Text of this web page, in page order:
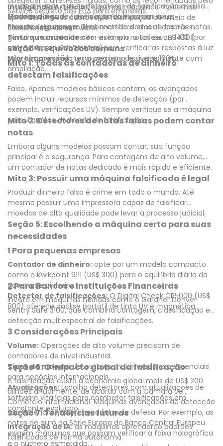
Inteligência Artificial:Algumas máquinas modernas
aprendem novos padrões de falsificação por meio de
atualizações de software.
Serviço Secreto dos EUA para empresas.
multicamadas que os detectores de falsificação analisam:
Marcas d'água:visíveis quando expostas à luz.
Fios de segurança:Tiras metálicas embutidas nas notas.
Tinta que muda de cor:vista em notas de US$ 100 (por
exemplo, o sino no tinteiro).
Microimpressão:texto pequeno legível somente com
ampliação.
Os detectores de falsificação comparam essas
características com um banco de dados de padrões
genuínos conhecidos. Por exemplo, o Safescan 1400X
utiliza três espectrômetros para verificar as respostas à luz
UV e IV, garantindo uma precisão de quase 100%.
Seção 4: Equívocos comuns
Mito 1: Todas as contadoras de dinheiro
detectam falsificações
Falso. Apenas modelos básicos contam; os avançados
podem incluir recursos mínimos de detecção (por
exemplo, verificações UV). Sempre verifique se a máquina
possui análise dedicada de falsificação.
Mito 2: Detectores de notas falsas podem contar
notas
Embora alguns modelos possam contar, sua função
principal é a segurança. Para contagens de alto volume,
um contador de notas dedicado é mais rápido e eficiente.
Mito 3: Possuir uma máquina falsificada é legal
Produzir dinheiro falso é crime em todo o mundo. Até
mesmo possuir uma impressora capaz de falsificar
moedas de alta qualidade pode levar a processo judicial.
Seção 5: Escolhendo a máquina certa para suas
necessidades
1 Para pequenas empresas
Contador de dinheiro: opte por um modelo compacto
como o Kwikpoint 9111 (US$ 300) para o equilíbrio diário da
gaveta de dinheiro.
Detector de falsificações:O Digital Check CR5000 (US$
800) oferece análise portátil de tinta UV e magnética.
2 Para Bancos e Instituições Financeiras
Invista em máquinas híbridas como o Gardner Denver
Sentry Safe 3100, que combina contagem, classificação e
detecção multiespectral de falsificações.
3 Considerações Principais
Volume: Operações de alto volume precisam de
contadores de nível industrial.
Tipos de moeda:detectores multimoeda são essenciais
para negócios internacionais.
Atualizações:Escolha detectores com atualizações de
software vitalícias para combater falsificações em
constante evolução.
Seção 6: O impacto global da falsificação
A falsificação custa à economia global mais de US$ 200
bilhões anualmente, de acordo com a Câmara de
Comércio Internacional. Máquinas avançadas de detecção
são essenciais na primeira linha de defesa. Por exemplo, as
notas de euro da Série Europa do Banco Central Europeu
exigem máquinas que possam verificar a faixa holográfica
e o número esmeralda.
Seção 7: Tendências futuras
Integração de IA:as máquinas aprenderão padrões
falsificados de forma autônoma.